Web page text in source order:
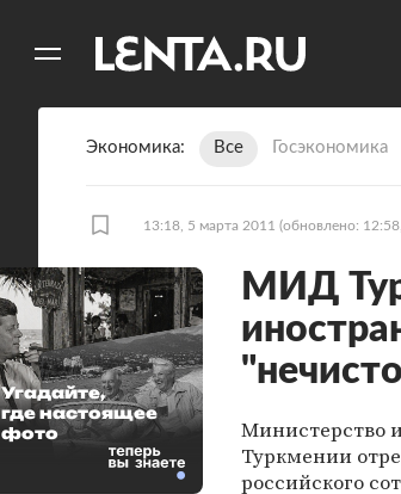
Экономика Все Госэкономика
13:18, 5 марта 2011 (обновлено:
МИД
Министерство
Туркмении
российского
Угадайте,
где настоящее
фото